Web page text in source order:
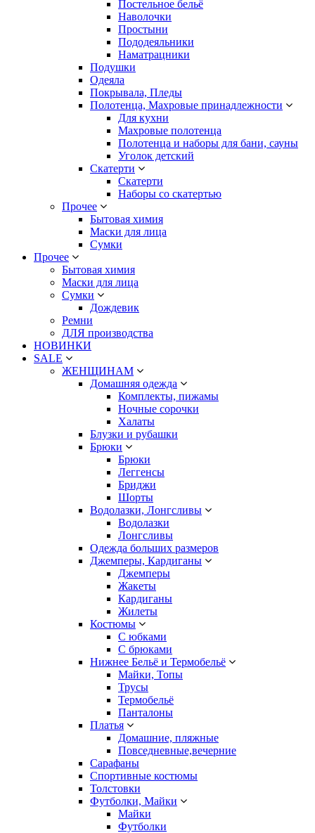
Постельное бельё
Наволочки
Простыни
Пододеяльники
Наматрацники
Подушки
Одеяла
Покрывала, Пледы
Полотенца, Махровые принадлежности
Для кухни
Махровые полотенца
Полотенца и наборы для бани, сауны
Уголок детский
Скатерти
Скатерти
Наборы со скатертью
Прочее
Бытовая химия
Маски для лица
Сумки
Прочее
Бытовая химия
Маски для лица
Сумки
Дождевик
Ремни
ДЛЯ производства
НОВИНКИ
SALE
ЖЕНЩИНАМ
Домашняя одежда
Комплекты, пижамы
Ночные сорочки
Халаты
Блузки и рубашки
Брюки
Брюки
Леггенсы
Бриджи
Шорты
Водолазки, Лонгсливы
Водолазки
Лонгсливы
Одежда больших размеров
Джемперы, Кардиганы
Джемперы
Жакеты
Кардиганы
Жилеты
Костюмы
С юбками
С брюками
Нижнее Бельё и Термобельё
Майки, Топы
Трусы
Термобельё
Панталоны
Платья
Домашние, пляжные
Повседневные,вечерние
Сарафаны
Спортивные костюмы
Толстовки
Футболки, Майки
Майки
Футболки